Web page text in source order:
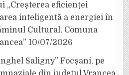
„Creșterea eficienței
inteligentă a energiei în
Cultural, Comuna
10/07/2026
Saligny” Focșani, pe